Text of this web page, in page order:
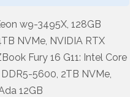
w9-3495X, 128GB
NVMe, NVIDIA RTX
Fury 16 G11: Intel Core
5600, 2TB NVMe,
12GB